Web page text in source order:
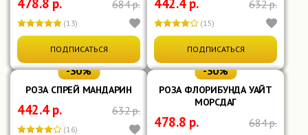
684 р.
(13)
ПОДПИСАТЬСЯ
632 р.
(15)
ПОДПИСАТЬСЯ
-30%
РОЗА СПРЕЙ МАНДАРИН
442.4 р. 632 р.
(16)
-30%
РОЗА ФЛОРИБУНДА УАЙТ
МОРСДАГ
478.8 р. 684 р.